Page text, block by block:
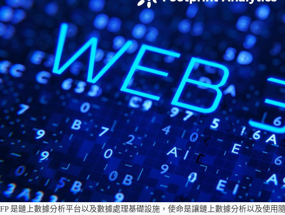
FP 是鏈上數據分析平台以及數據處理基礎設施，使命是讓鏈上數據分析以及使用